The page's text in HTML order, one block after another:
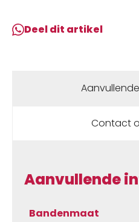
Deel dit artikel
Contact
Aanvullende
Bandenmaat